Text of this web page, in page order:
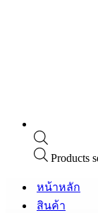
Products
หน้าหลัก
สินค้า